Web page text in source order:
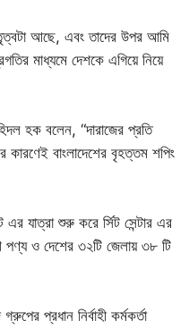
আছে, এবং তাদের উপর আমি
মাধ্যমে দেশকে এগিয়ে নিয়ে
হক বলেন, “দারাজের প্রতি
কারণেই বাংলাদেশের বৃহত্তম শপিং
যাত্রা শুরু করে র্সিট সেন্টার এর
পণ্য ও দেশের ৩২টি জেলায় ৩৮ টি
প্রধান নির্বাহী কর্মকর্তা